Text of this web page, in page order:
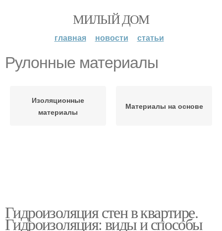
МИЛЫЙ ДОМ
главная новости статьи
Рулонные материалы
Изоляционные
материалы
Материалы на основе
Гидроизоляция стен в квартире.
Гидроизоляция: виды и способы